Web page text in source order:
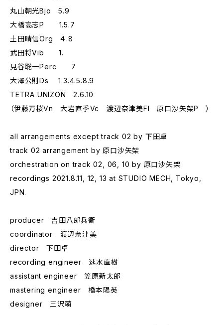
丸山朝光Bjo 5.9
大橋高志P 1.5.7
土田晴信Org ４.8
武田将Vib 1.
見谷聡一Perc 7
大澤公則Ds 1.3.4.5.8.9
TETRA UNIZON 2.6.10
（伊藤万桜Vn 大岩直季Vc 渡辺奈津美Fl 原口沙矢架P ）
all arrangements except track 02 by 下田卓
track 02 arrangement by 原口沙矢架
orchestration on track 02, 06, 10 by 原口沙矢架
recordings 2021.8.11, 12, 13 at STUDIO MECH, Tokyo,
JPN.
producer 吉田八郎兵衛
coordinator 渡辺奈津美
director 下田卓
recording engineer 速水直樹
assistant engineer 笠原新太郎
mastering engineer 橋本陽英
designer 三沢萌